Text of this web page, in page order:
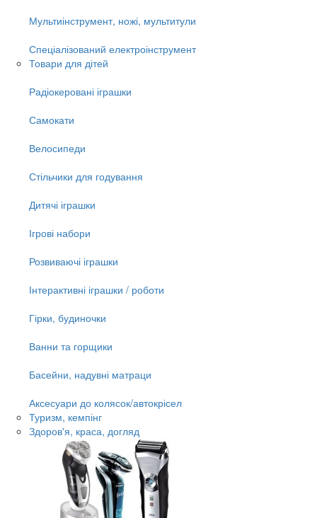
Мультиінструмент, ножі, мультитули
Спеціалізований електроінструмент
Товари для дітей
Радіокеровані іграшки
Самокати
Велосипеди
Стільчики для годування
Дитячі іграшки
Ігрові набори
Розвиваючі іграшки
Інтерактивні іграшки / роботи
Гірки, будиночки
Ванни та горщики
Басейни, надувні матраци
Аксесуари до колясок/автокрісел
Туризм, кемпінг
Здоров'я, краса, догляд